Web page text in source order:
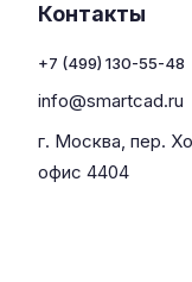
Контакты
+7 (499) 130-55-48
info@smartcad.ru
г. Москва, пер.
офис 4404